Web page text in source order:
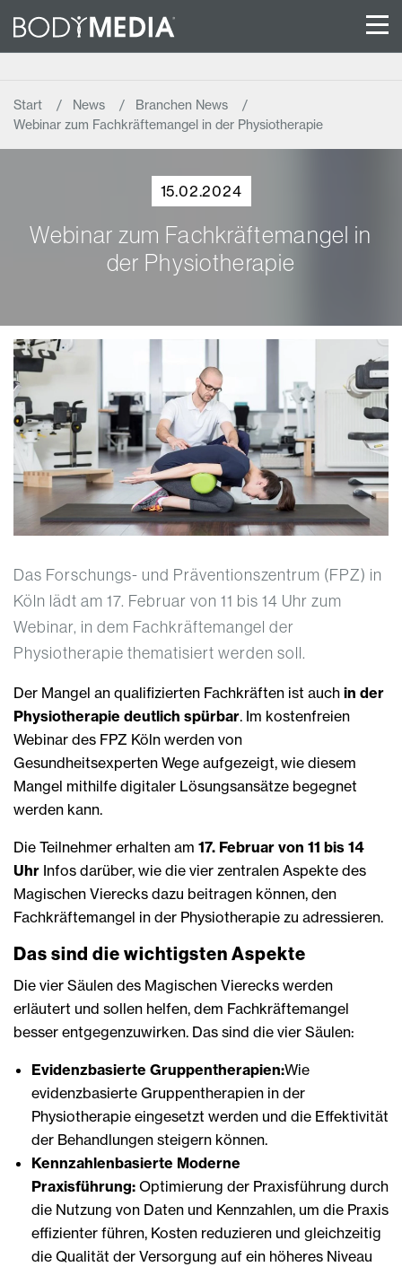
Start News
Branchen News
Webinar zum Fachkräftemangel in der Physiotherapie
15.02.2024
Webinar zum Fachkräftemangel in
der Physiotherapie
Das Forschungs- und Präventionszentrum (FPZ) in
Köln lädt am 17. Februar von 11 bis 14 Uhr zum
Webinar, in dem Fachkräftemangel der
Physiotherapie thematisiert werden soll.
Der Mangel an qualifizierten Fachkräften ist auch in der
Physiotherapie deutlich spürbar. Im kostenfreien
Webinar des FPZ Köln werden von
Gesundheitsexperten Wege aufgezeigt, wie diesem
Mangel mithilfe digitaler Lösungsansätze begegnet
werden kann.
Die Teilnehmer erhalten am 17. Februar von 11 bis 14
Uhr Infos darüber, wie die vier zentralen Aspekte des
Magischen Vierecks dazu beitragen können, den
Fachkräftemangel in der Physiotherapie zu adressieren.
Das sind die wichtigsten Aspekte
Die vier Säulen des Magischen Vierecks werden
erläutert und sollen helfen, dem Fachkräftemangel
besser entgegenzuwirken. Das sind die vier Säulen:
Evidenzbasierte Gruppentherapien:Wie
evidenzbasierte Gruppentherapien in der
Physiotherapie eingesetzt werden und die Effektivität
der Behandlungen steigern können.
Kennzahlenbasierte Moderne
Praxisführung: Optimierung der Praxisführung durch
die Nutzung von Daten und Kennzahlen, um die Praxis
effizienter führen, Kosten reduzieren und gleichzeitig
die Qualität der Versorgung auf ein höheres Niveau